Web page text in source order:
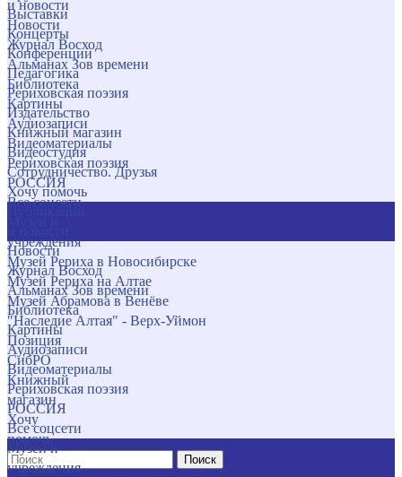
и новости
Новости
Журнал Восход
Альманах Зов времени
Библиотека
Картины
Аудиозаписи
Видеоматериалы
Рериховская поэзия
РОССИЯ
Все соцсети
учреждения
Музей Рериха в Новосибирске
Музей Рериха на Алтае
Музей Абрамова в Венёве
"Наследие Алтая" - Верх-Уймон
Позиция
СибРО
Книжный
магазин
Хочу
помочь
Поиск
Выставки
Концерты
Конференции
Педагогика
Рериховская поэзия
Издательство
Книжный магазин
Видеостудия
Сотрудничество. Друзья
Хочу помочь
Новости
Журнал Восход
Альманах Зов времени
Библиотека
Картины
Аудиозаписи
Видеоматериалы
Рериховская поэзия
РОССИЯ
Все соцсети
Музеи и
учреждения